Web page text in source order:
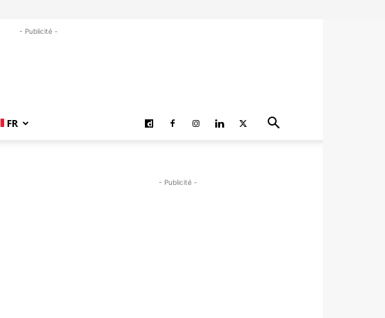
- Publicité -
FR
- Publicité -